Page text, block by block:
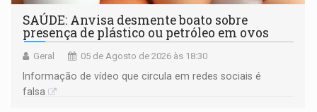
SAÚDE: Anvisa desmente boato sobre
presença de plástico ou petróleo em ovos
Geral 05 de Agosto de 2026 às 18:30
Informação de vídeo que circula em redes sociais é
falsa